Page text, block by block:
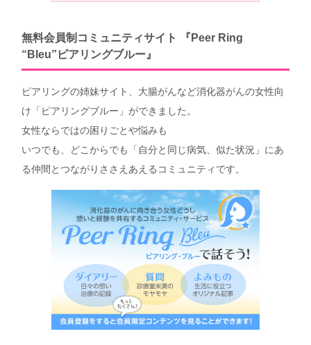
無料会員制コミュニティサイト 『Peer Ring
“Bleu”ピアリングブルー』
ピアリングの姉妹サイト、大腸がんなど消化器がんの女性向
け「ピアリングブルー」ができました。
女性ならではの困りごとや悩みも
いつでも、どこからでも「自分と同じ病気、似た状況」にあ
る仲間とつながりささえあえるコミュニティです。